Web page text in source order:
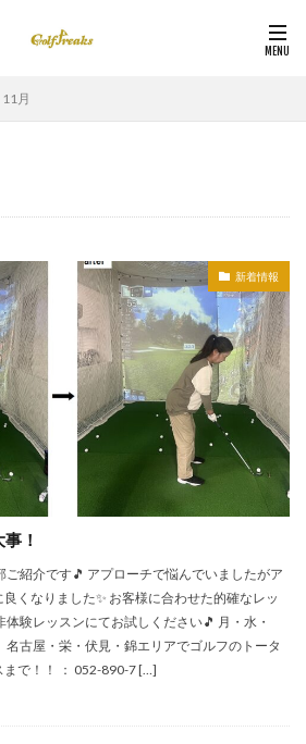
11月
新着情報
！
紹介です🎵 アプローチで悩んでいましたがア
くなりました✨ お客様に合わせた的確なレッ
験レッスンにてお試しください🎵 月・水・
古屋・栄・伏見・錦エリアでゴルフのトータ
で！！ ： 052-890-7 […]